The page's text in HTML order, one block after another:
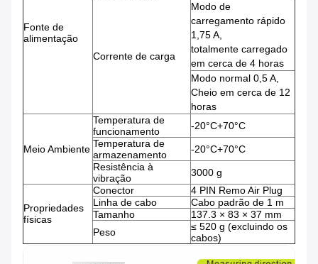
Fonte de
alimentação
Corrente de carga
Modo de
carregamento rápido
1,75 A,
totalmente carregado
em cerca de 4 horas
Modo normal 0,5 A,
Cheio em cerca de 12
horas
Meio Ambiente
Temperatura de
funcionamento
-20°C+70°C
Temperatura de
armazenamento
-20°C+70°C
Resistência à
vibração
3000 g
Propriedades
físicas
Conector
4 PIN Remo Air Plug
Linha de cabo
Cabo padrão de 1 m
Tamanho
137.3 × 83 × 37 mm
Peso
≤ 520 g (excluindo os
cabos)